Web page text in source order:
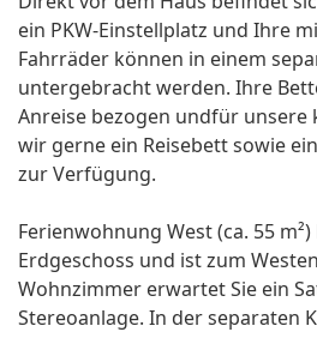
ein PKW-Einstellplatz und Ihre
Fahrräder können in einem
untergebracht werden. Ihre
Anreise bezogen undfür unsere
wir gerne ein Reisebett sowie
zur Verfügung.
Ferienwohnung West (ca. 55
Erdgeschoss und ist zum
Wohnzimmer erwartet Sie ein
Stereoanlage. In der separaten